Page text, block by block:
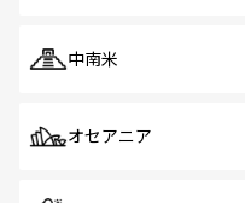
中南米
オセアニア